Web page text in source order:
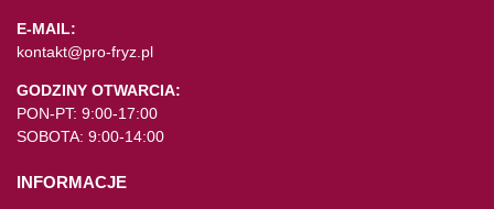
E-MAIL:
kontakt@pro-fryz.pl
GODZINY OTWARCIA:
PON-PT: 9:00-17:00
SOBOTA: 9:00-14:00
INFORMACJE